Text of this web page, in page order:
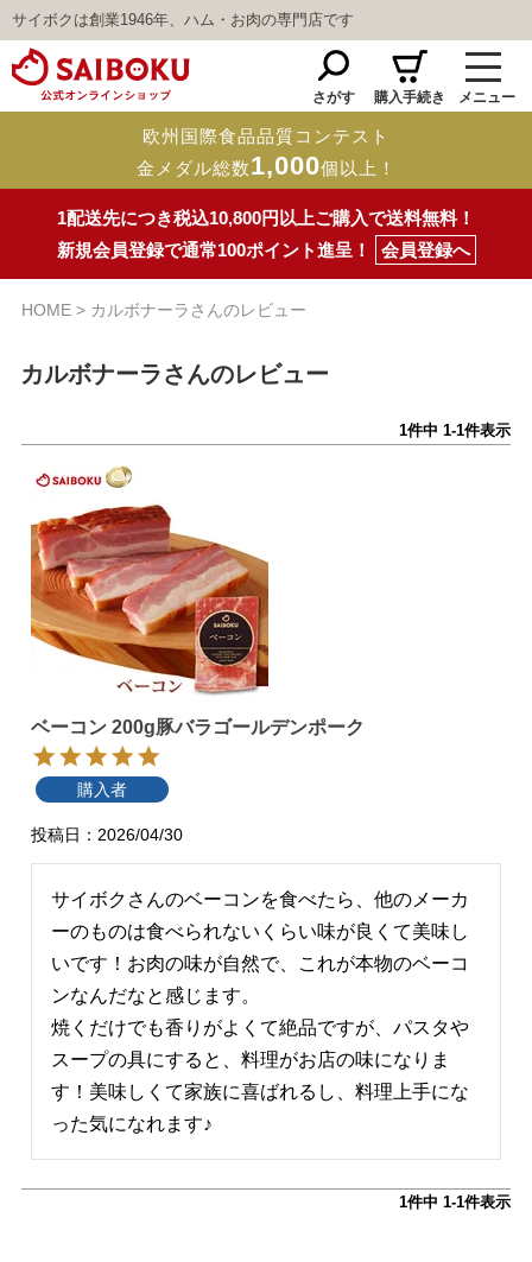
サイボクは創業1946年、ハム・お肉の専門店です
さがす 購入手続き メニュー
欧州国際食品品質コンテスト
金メダル総数1,000個以上！
1配送先につき税込10,800円以上ご購入で送料無料！
新規会員登録で通常100ポイント進呈！
会員登録へ
HOME カルボナーラさんのレビュー
カルボナーラさんのレビュー
1件中 1-1件表示
ベーコン 200g豚バラゴールデンポーク
購入者
投稿日 2026/04/30
サイボクさんのベーコンを食べたら、他のメーカ
ーのものは食べられないくらい味が良くて美味し
いです！お肉の味が自然で、これが本物のベーコ
ンなんだなと感じます。
焼くだけでも香りがよくて絶品ですが、パスタや
スープの具にすると、料理がお店の味になりま
す！美味しくて家族に喜ばれるし、料理上手にな
った気になれます♪
1件中 1-1件表示